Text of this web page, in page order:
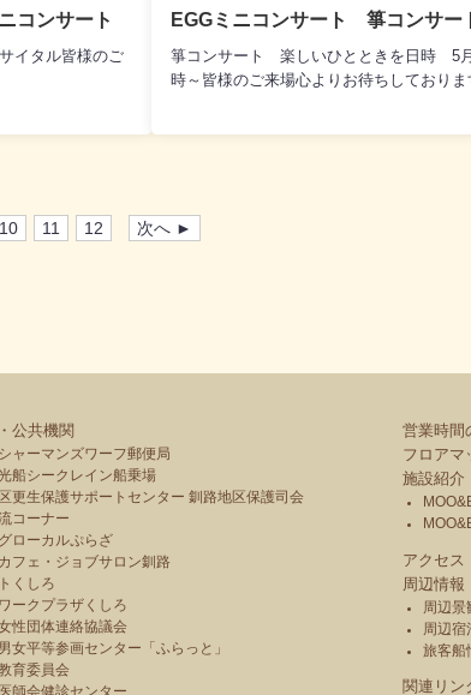
コンサート
イタル皆様のご
EGGミニコンサート 箏コンサー
箏コンサート 楽しいひとときを日時 5
時～皆様のご来場心よりお待ちしておりま
10 11 12 次へ ►
公共機関
ャーマンズワーフ郵便局
船シークレイン船乗場
更生保護サポートセンター 釧路地区保護司会
コーナー
ローカルぷらざ
フェ・ジョブサロン釧路
くしろ
ークプラザくしろ
性団体連絡協議会
女平等参画センター「ふらっと」
育委員会
師会健診センター
営業時間
フロアマ
施設紹介
アクセス
周辺情報
周辺景
周辺宿
旅客船
関連リン